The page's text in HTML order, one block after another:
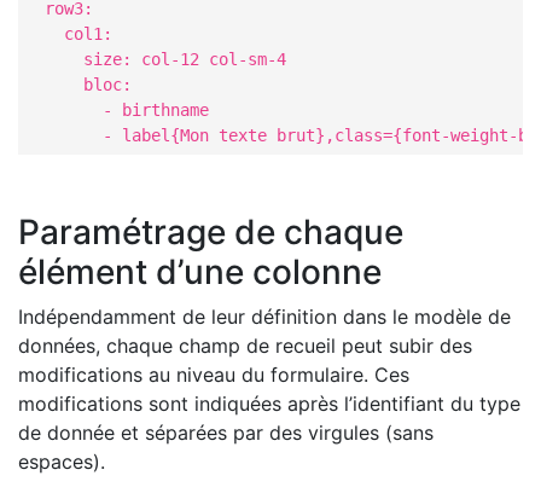
  row3:
    col1:
      size: col-12 col-sm-4
      bloc:
        - birthname
- label{Mon texte brut},class={font-weight-
Paramétrage de chaque
élément d’une colonne
Indépendamment de leur définition dans le modèle de
données, chaque champ de recueil peut subir des
modifications au niveau du formulaire. Ces
modifications sont indiquées après l’identifiant du type
de donnée et séparées par des virgules (sans
espaces).